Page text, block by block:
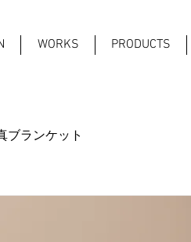
​WORKS PRODUCTS
ランケット